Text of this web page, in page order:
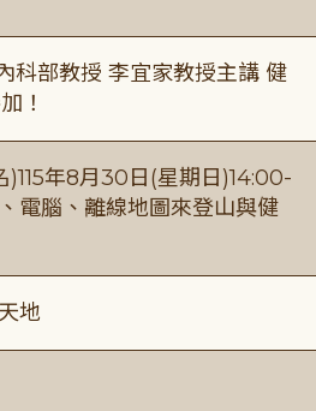
科部教授 李宜家教授主講 健
！
)115年8月30日(星期日)14:00-
電腦、離線地圖來登山與健
地